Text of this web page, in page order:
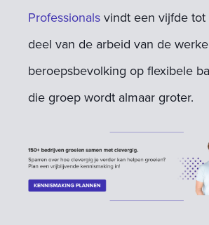
Professionals vindt een vijfde
deel van de arbeid van de
beroepsbevolking op flexibele
die groep wordt almaar groter.